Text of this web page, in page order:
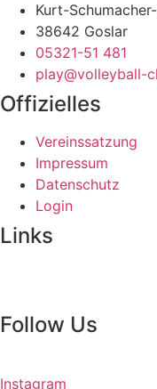
Kurt-
38642 Goslar
05321-51 481
play@volleyball-
Offizielles
Vereinssatzung
Impressum
Datenschutz
Login
Links
Follow Us
Instagram